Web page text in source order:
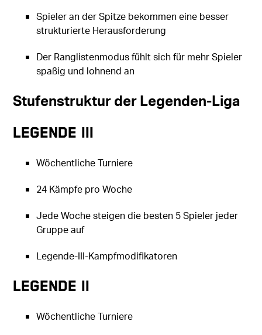
Spieler an der Spitze bekommen eine besser
strukturierte Herausforderung
Der Ranglistenmodus fühlt sich für mehr Spieler
spaßig und lohnend an
Stufenstruktur der Legenden-Liga
Legende III
Wöchentliche Turniere
24 Kämpfe pro Woche
Jede Woche steigen die besten 5 Spieler jeder
Gruppe auf
Legende-III-Kampfmodifikatoren
Legende II
Wöchentliche Turniere